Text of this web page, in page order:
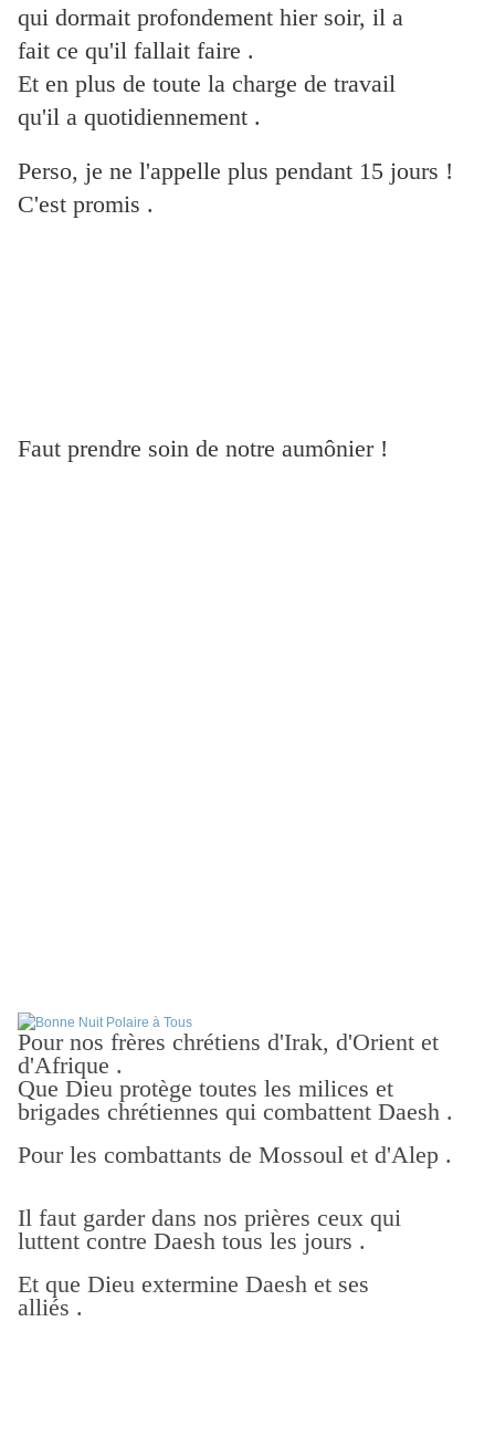
qui dormait profondement hier soir, il a
fait ce qu'il fallait faire .
Et en plus de toute la charge de travail
qu'il a quotidiennement .
Perso, je ne l'appelle plus pendant 15 jours !
C'est promis .
Faut prendre soin de notre aumônier !
Pour nos frères chrétiens d'Irak, d'Orient et
d'Afrique .
Que Dieu protège toutes les milices et
brigades chrétiennes qui combattent Daesh .
Pour les combattants de Mossoul et d'Alep .
Il faut garder dans nos prières ceux qui
luttent contre Daesh tous les jours .
Et que Dieu extermine Daesh et ses
alliés .